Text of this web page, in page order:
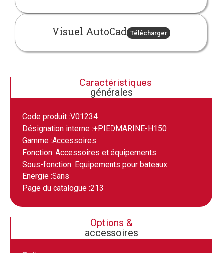
Visuel AutoCad Télécharger
Caractéristiques
générales
Code produit :V01234
Désignation interne :+PIEDMARINE-H150
Gamme :Accessoires
Fonction :Accessoires et équipements
Sous-fonction :Equipements pour bateaux
Energie :Sans
Page du catalogue :213
Options &
accessoires